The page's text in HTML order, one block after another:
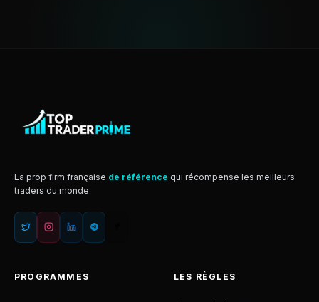
La prop firm française de référence qui récompense les meilleurs
traders du monde.
PROGRAMMES LES RÈGLES